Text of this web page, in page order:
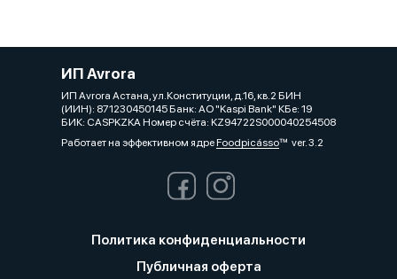
ИП Avrora
ИП Avrora Астана, ул.Конституции, д.16, кв.2 БИН
(ИИН): 871230450145 Банк: АО "Kaspi Bank" КБе: 19
БИК: CASPKZKA Номер счёта: KZ94722S000040254508
Работает на эффективном ядреFoodpicássover. 3.2
Политика конфиденциальности
Публичная оферта